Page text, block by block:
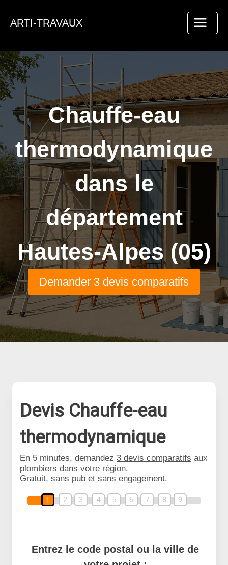
ARTI-TRAVAUX
Chauffe-eau
thermodynamique
dans le
département
Hautes-Alpes (05)
Demander 3 devis comparatifs
Devis Chauffe-eau
thermodynamique
En 5 minutes, demandez 3 devis comparatifs aux
plombiers dans votre région.
Gratuit, sans pub et sans engagement.
1 2 3 4 5 6 7 8 9
Entrez le code postal ou la ville de